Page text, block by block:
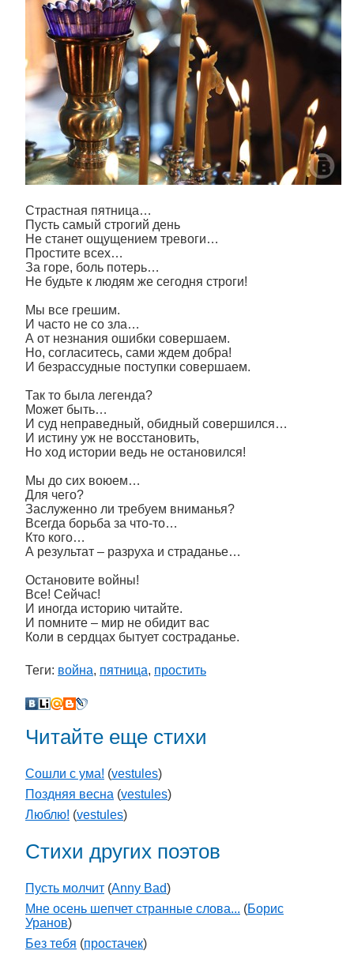
Страстная пятница…
Пусть самый строгий день
Не станет ощущением тревоги…
Простите всех…
За горе, боль потерь…
Не будьте к людям же сегодня строги!
Мы все грешим.
И часто не со зла…
А от незнания ошибки совершаем.
Но, согласитесь, сами ждем добра!
И безрассудные поступки совершаем.
Так то была легенда?
Может быть…
И суд неправедный, обидный совершился…
И истину уж не восстановить,
Но ход истории ведь не остановился!
Мы до сих воюем…
Для чего?
Заслуженно ли требуем вниманья?
Всегда борьба за что-то…
Кто кого…
А результат – разруха и страданье…
Остановите войны!
Все! Сейчас!
И иногда историю читайте.
И помните – мир не обидит вас
Коли в сердцах бытует состраданье.
Теги: война, пятница, простить
Читайте еще стихи
Сошли с ума! (vestules)
Поздняя весна (vestules)
Люблю! (vestules)
Стихи других поэтов
Пусть молчит (Anny Bad)
Мне осень шепчет странные слова... (Борис
Уранов)
Без тебя (простачек)